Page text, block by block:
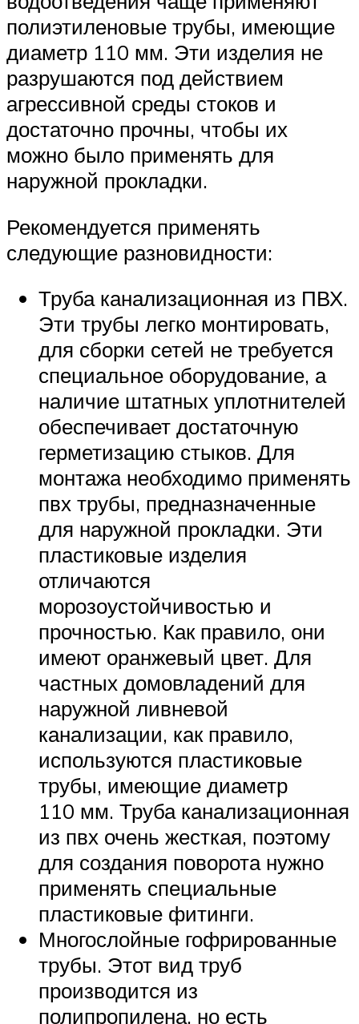
полиэтиленовые трубы, имеющие
диаметр 110 мм. Эти изделия не
разрушаются под действием
агрессивной среды стоков и
достаточно прочны, чтобы их
можно было применять для
наружной прокладки.
Рекомендуется применять
следующие разновидности:
Труба канализационная из ПВХ.
Эти трубы легко монтировать,
для сборки сетей не требуется
специальное оборудование, а
наличие штатных уплотнителей
обеспечивает достаточную
герметизацию стыков. Для
монтажа необходимо применять
пвх трубы, предназначенные
для наружной прокладки. Эти
пластиковые изделия
отличаются
морозоустойчивостью и
прочностью. Как правило, они
имеют оранжевый цвет. Для
частных домовладений для
наружной ливневой
канализации, как правило,
используются пластиковые
трубы, имеющие диаметр
110 мм. Труба канализационная
из пвх очень жесткая, поэтому
для создания поворота нужно
применять специальные
пластиковые фитинги.
Многослойные гофрированные
трубы. Этот вид труб
производится из
полипропилена, но есть